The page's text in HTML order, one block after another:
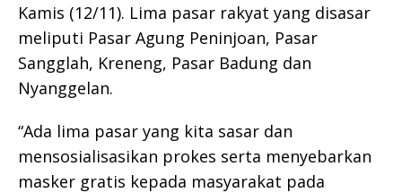
Kamis (12/11). Lima pasar rakyat yang disasar
meliputi Pasar Agung Peninjoan, Pasar
Sangglah, Kreneng, Pasar Badung dan
Nyanggelan.
“Ada lima pasar yang kita sasar dan
mensosialisasikan prokes serta menyebarkan
masker gratis kepada masyarakat pada